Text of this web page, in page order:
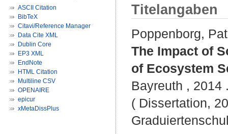
ASCII Citation
BibTeX
Citavi/Reference Manager
Data Cite XML
Dublin Core
EP3 XML
EndNote
HTML Citation
Multiline CSV
OPENAIRE
epicur
xMetaDissPlus
Titelangaben
Poppenborg,
The Impact of
of Ecosystem
Bayreuth , 2014
( Dissertation,